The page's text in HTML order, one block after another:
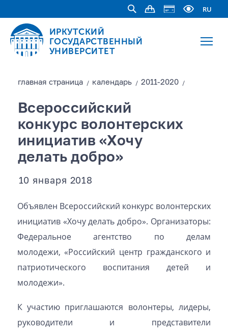
RU
ИРКУТСКИЙ
ГОСУДАРСТВЕННЫЙ
УНИВЕРСИТЕТ
главная страницa / календарь / 2011-2020 /
Всероссийский
конкурс волонтерских
инициатив «Хочу
делать добро»
10 января 2018
Объявлен Всероссийский конкурс волонтерских
инициатив «Хочу делать добро». Организаторы:
Федеральное агентство по делам
молодежи, «Российский центр гражданского и
патриотического воспитания детей и
молодежи».
К участию приглашаются волонтеры, лидеры,
руководители и представители